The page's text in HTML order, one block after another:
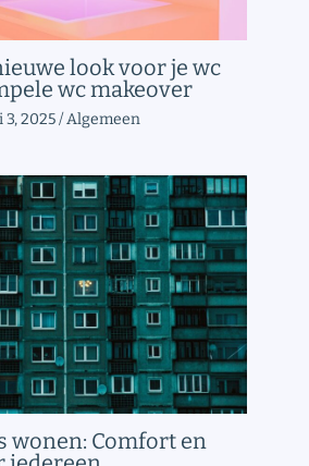
look voor je wc
wc makeover
3, 2025/Algemeen
wonen: Comfort en